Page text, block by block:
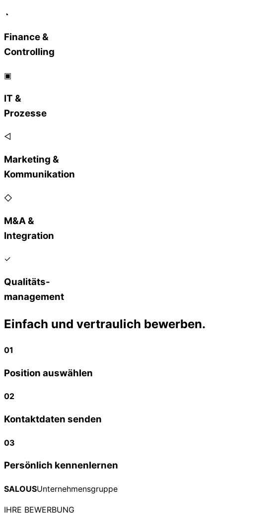
◔
Finance &
Controlling
▣
IT &
Prozesse
◁
Marketing &
Kommunikation
◇
M&A &
Integration
✓
Qualitäts-
management
Einfach und vertraulich bewerben.
01
Position auswählen
02
Kontaktdaten senden
03
Persönlich kennenlernen
SALOUSUnternehmensgruppe
IHRE BEWERBUNG